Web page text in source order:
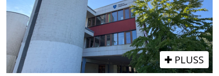
PLUSS